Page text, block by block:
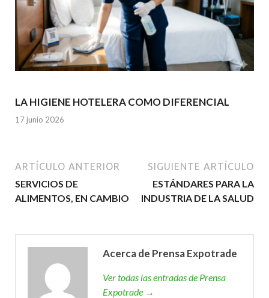
LA HIGIENE HOTELERA COMO DIFERENCIAL
17 junio 2026
ARTÍCULO ANTERIOR
SERVICIOS DE
ALIMENTOS, EN CAMBIO
SIGUIENTE ARTÍCULO
ESTÁNDARES PARA LA
INDUSTRIA DE LA SALUD
Acerca de Prensa Expotrade
Ver todas las entradas de Prensa
Expotrade →